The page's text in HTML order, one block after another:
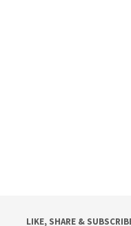
LIKE, SHARE &